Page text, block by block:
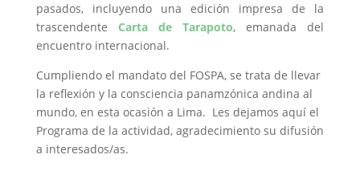
pasados, incluyendo una edición impresa de la
trascendente Carta de Tarapoto, emanada del
encuentro internacional.
Cumpliendo el mandato del FOSPA, se trata de llevar
la reflexión y la consciencia panamzónica andina al
mundo, en esta ocasión a Lima. Les dejamos aquí el
Programa de la actividad, agradecimiento su difusión
a interesados/as.